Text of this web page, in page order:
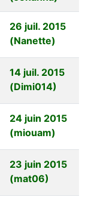
26 juil. 2015
(Nanette)
14 juil. 2015
(Dimi014)
24 juin 2015
(miouam)
23 juin 2015
(mat06)